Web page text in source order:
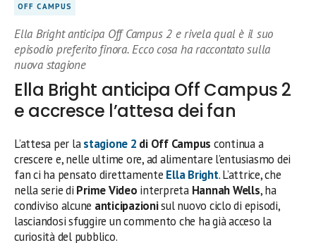
OFF CAMPUS
Ella Bright anticipa Off Campus 2 e rivela qual è il suo
episodio preferito finora. Ecco cosa ha raccontato sulla
nuova stagione
Ella Bright anticipa Off Campus 2
e accresce l’attesa dei fan
L’attesa per la stagione 2 di Off Campus continua a
crescere e, nelle ultime ore, ad alimentare l’entusiasmo dei
fan ci ha pensato direttamente Ella Bright. L’attrice, che
nella serie di Prime Video interpreta Hannah Wells, ha
condiviso alcune anticipazionisul nuovo ciclo di episodi,
lasciandosi sfuggire un commento che ha già acceso la
curiosità del pubblico.